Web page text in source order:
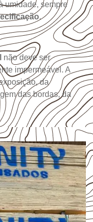
umidade, sempre
.
não deve ser
impermeável. A
da
das bordas, da